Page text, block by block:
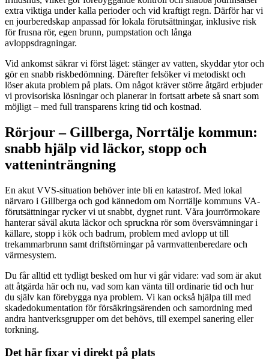
extra viktiga under kalla perioder och vid kraftigt regn. Därför har vi
en jourberedskap anpassad för lokala förutsättningar, inklusive risk
för frusna rör, egen brunn, pumpstation och långa
avloppsdragningar.
Vid ankomst säkrar vi först läget: stänger av vatten, skyddar ytor och
gör en snabb riskbedömning. Därefter felsöker vi metodiskt och
löser akuta problem på plats. Om något kräver större åtgärd erbjuder
vi provisoriska lösningar och planerar in fortsatt arbete så snart som
möjligt – med full transparens kring tid och kostnad.
Rörjour – Gillberga, Norrtälje kommun:
snabb hjälp vid läckor, stopp och
vatteninträngning
En akut VVS-situation behöver inte bli en katastrof. Med lokal
närvaro i Gillberga och god kännedom om Norrtälje kommuns VA-
förutsättningar rycker vi ut snabbt, dygnet runt. Våra jourrörmokare
hanterar såväl akuta läckor och spruckna rör som översvämningar i
källare, stopp i kök och badrum, problem med avlopp ut till
trekammarbrunn samt driftstörningar på varmvattenberedare och
värmesystem.
Du får alltid ett tydligt besked om hur vi går vidare: vad som är akut
att åtgärda här och nu, vad som kan vänta till ordinarie tid och hur
du själv kan förebygga nya problem. Vi kan också hjälpa till med
skadedokumentation för försäkringsärenden och samordning med
andra hantverksgrupper om det behövs, till exempel sanering eller
torkning.
Det här fixar vi direkt på plats